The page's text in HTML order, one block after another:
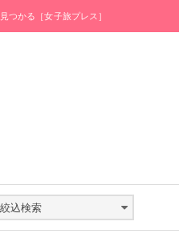
つかる［女子旅プレス］
絞込検索